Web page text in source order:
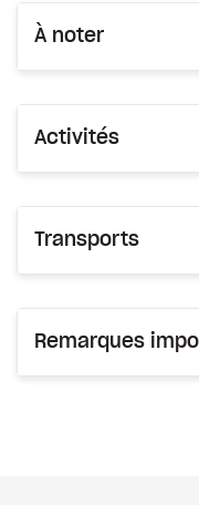
À noter
Activités
Transports
Remarques